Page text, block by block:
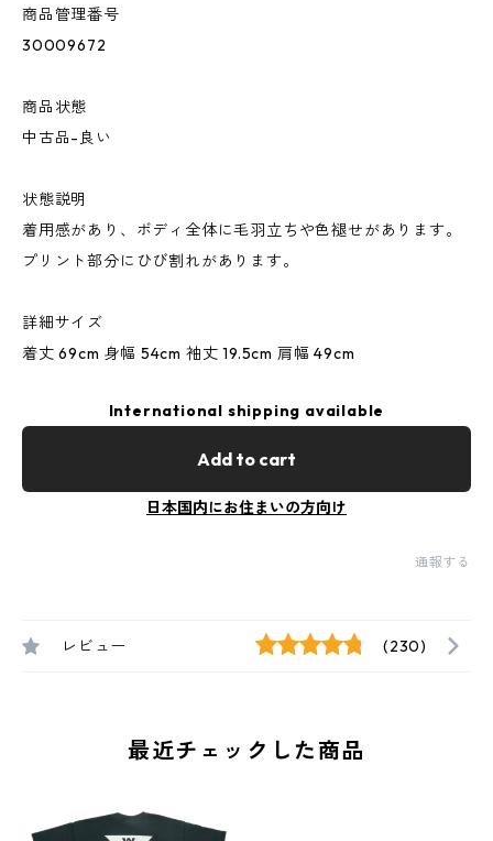
商品管理番号
30009672
商品状態
中古品-良い
状態説明
着用感があり、ボディ全体に毛羽立ちや色褪せがあります。
プリント部分にひび割れがあります。
詳細サイズ
着丈 69cm 身幅 54cm 袖丈 19.5cm 肩幅 49cm
International shipping available
Add to cart
日本国内にお住まいの方向け
通報する
レビュー (230)
最近チェックした商品